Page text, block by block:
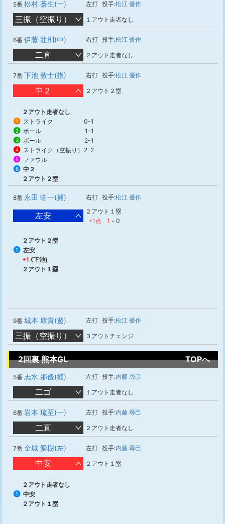
5番 松村 蒼生(一) 左打 投手:松江 優作
三振（空振り） １アウト走者なし
6番 伊藤 壮則(中) 右打 投手:松江 優作
二直 ２アウト走者なし
7番 下池 敦士(指) 右打 投手:松江 優作
中２ ２アウト２塁
２アウト走者なし
1 ストライク 0-1
2 ボール 1-1
3 ボール 2-1
4 ストライク（空振り） 2-2
5 ファウル
6
中２
２アウト２塁
8番 永田 晧一(捕) 右打 投手:松江 優作
左安
２アウト１塁
+1点
1 - 0
２アウト２塁
1
左安
+1 (下池)
２アウト１塁
9番 城本 康貴(遊) 左打 投手:松江 優作
三振（空振り） ３アウトチェンジ
2回裏 熊本GL TOPへ
5番 志水 那優(捕) 左打 投手:内藤 尋己
二ゴ １アウト走者なし
6番 岩本 琉至(一) 左打 投手:内藤 尋己
二直 ２アウト走者なし
7番 金城 愛樹(左) 左打 投手:内藤 尋己
中安 ２アウト１塁
２アウト走者なし
1
中安
２アウト１塁